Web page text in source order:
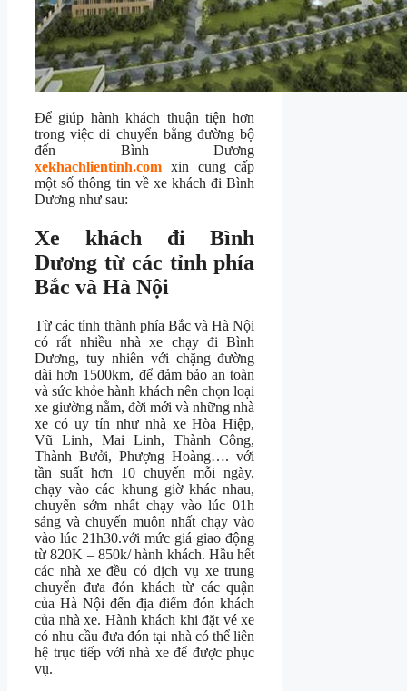
Để giúp hành khách thuận tiện hơn
trong việc di chuyển bằng đường bộ
đến Bình Dương
xekhachlientinh.com xin cung cấp
một số thông tin về xe khách đi Bình
Dương như sau:
Xe khách đi Bình
Dương từ các tỉnh phía
Bắc và Hà Nội
Từ các tỉnh thành phía Bắc và Hà Nội
có rất nhiều nhà xe chạy đi Bình
Dương, tuy nhiên với chặng đường
dài hơn 1500km, để đảm bảo an toàn
và sức khỏe hành khách nên chọn loại
xe giường nằm, đời mới và những nhà
xe có uy tín như nhà xe Hòa Hiệp,
Vũ Linh, Mai Linh, Thành Công,
Thành Bưởi, Phượng Hoàng…. với
tần suất hơn 10 chuyến mỗi ngày,
chạy vào các khung giờ khác nhau,
chuyến sớm nhất chạy vào lúc 01h
sáng và chuyến muôn nhất chạy vào
vào lúc 21h30.với mức giá giao động
từ 820K – 850k/ hành khách. Hầu hết
các nhà xe đều có dịch vụ xe trung
chuyển đưa đón khách từ các quận
của Hà Nội đến địa điểm đón khách
của nhà xe. Hành khách khi đặt vé xe
có nhu cầu đưa đón tại nhà có thể liên
hệ trục tiếp với nhà xe để được phục
vụ.